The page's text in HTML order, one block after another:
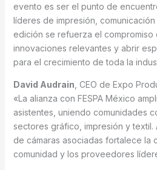
evento es ser el punto de
líderes de impresión, comunicación
edición se refuerza el compromiso
innovaciones relevantes y abrir
para el crecimiento de toda la
David Audrain , CEO de Expo
«La alianza con FESPA México
asistentes, uniendo comunidades
sectores gráfico, impresión y textil.
de cámaras asociadas fortalece la
comunidad y los proveedores